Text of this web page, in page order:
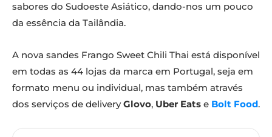
sabores do Sudoeste Asiático, dando-nos um pouco
da essência da Tailândia.
A nova sandes Frango Sweet Chili Thai está disponível
em todas as 44 lojas da marca em Portugal, seja em
formato menu ou individual, mas também através
dos serviços de deliveryGlovo, Uber Eats e Bolt Food.